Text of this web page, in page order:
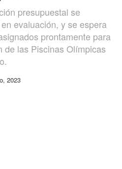
presupuestal se
evaluación, y se espera
prontamente para
de las Piscinas Olímpicas
2023